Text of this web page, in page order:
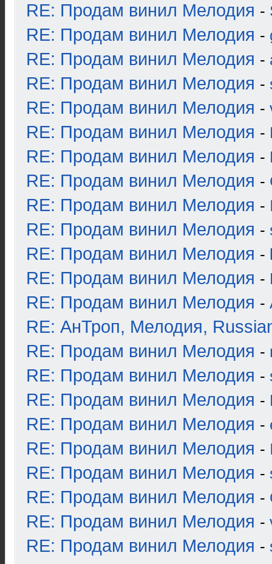
RE: Продам винил Мелодия -
RE: Продам винил Мелодия -
RE: Продам винил Мелодия -
RE: Продам винил Мелодия -
RE: Продам винил Мелодия -
RE: Продам винил Мелодия -
RE: Продам винил Мелодия -
RE: Продам винил Мелодия -
RE: Продам винил Мелодия -
RE: Продам винил Мелодия -
RE: Продам винил Мелодия -
RE: Продам винил Мелодия -
RE: Продам винил Мелодия -
RE: АнТроп, Мелодия,
RE: Продам винил Мелодия -
RE: Продам винил Мелодия -
RE: Продам винил Мелодия -
RE: Продам винил Мелодия -
RE: Продам винил Мелодия -
RE: Продам винил Мелодия -
RE: Продам винил Мелодия -
RE: Продам винил Мелодия -
RE: Продам винил Мелодия -